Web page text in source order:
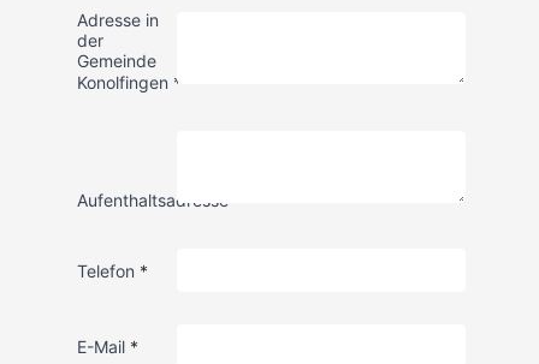
Adresse in
der
Gemeinde
Konolfingen *
Aufenthaltsadresse
Telefon *
E-Mail *